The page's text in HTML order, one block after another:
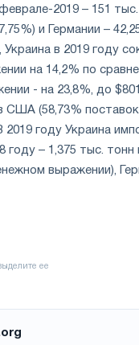
2019 – 151
и Германии –
в 2019 году
на 14,2% по
- на 23,8%, до
США (58,73%
году Украина
году – 1,375 тыс.
выражении),